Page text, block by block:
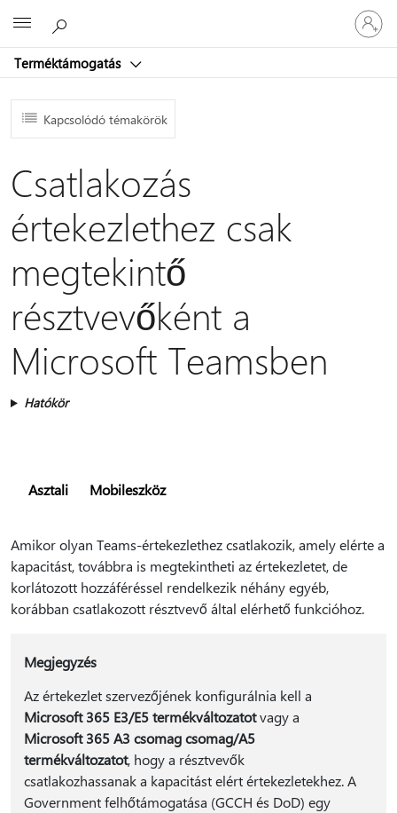
Terméktámogatás
be
a
Kapcsolódó témakörök
Csatlakozás
értekezlethez csak
megtekintő
résztvevőként a
Microsoft Teamsben
Hatókör
Asztali Mobileszköz
Amikor olyan Teams-értekezlethez csatlakozik, amely elérte a
kapacitást, továbbra is megtekintheti az értekezletet, de
korlátozott hozzáféréssel rendelkezik néhány egyéb,
korábban csatlakozott résztvevő által elérhető funkcióhoz.
Megjegyzés
Az értekezlet szervezőjének konfigurálnia kell a
Microsoft 365 E3/E5 termékváltozatotvagy a
Microsoft 365 A3 csomag csomag/A5
termékváltozatot, hogy a résztvevők
csatlakozhassanak a kapacitást elért értekezletekhez. A
Government felhőtámogatása (GCCH és DoD) egy